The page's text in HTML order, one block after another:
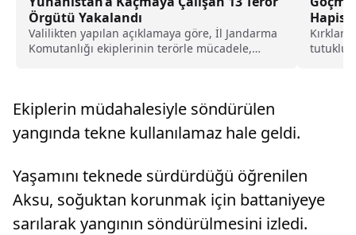
Örgütü Yakalandı
Valilikten yapılan açıklamaya göre, İl Jandarma
Komutanlığı ekiplerinin terörle mücadele,
Hapis
tutuklu
Ekiplerin müdahalesiyle söndürülen
yangında tekne kullanılamaz hale geldi.
Yaşamını teknede sürdürdüğü öğrenilen
Aksu, soğuktan korunmak için battaniyeye
sarılarak yangının söndürülmesini izledi.